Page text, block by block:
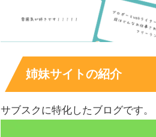
姉妹サイトの紹介
サブスクに特化したブログです。